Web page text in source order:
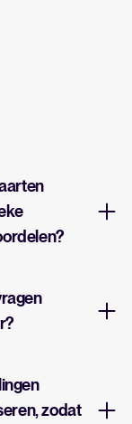
zodat